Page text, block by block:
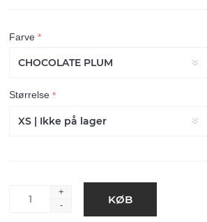
Farve *
Størrelse *
+
-